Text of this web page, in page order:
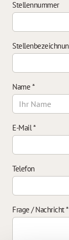
Stellennummer
Name *
E-Mail*
Telefon
Frage / Nachricht*